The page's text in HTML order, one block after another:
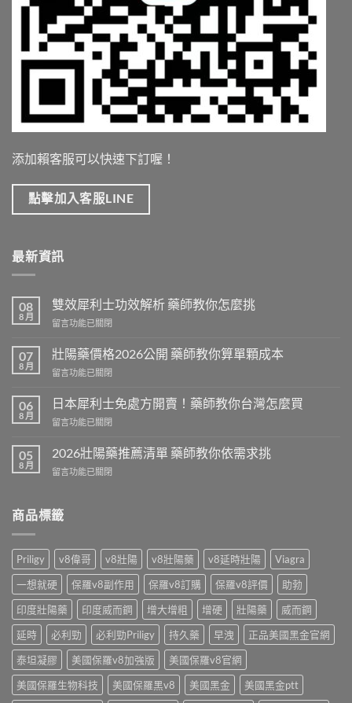
添加賴客服可以快速下訂喔！
點擊加入客服LINE
最新資訊
08
8 月
雙效犀利士功效解析 藥師教你怎麼挑
在
效
犀
利
功
效
解
藥
師
怎
麼
中
留言功能已關閉
07
8 月
壯陽藥價格2026公開 藥師教你算單顆成本
在
陽
藥
價
2026
公
開
教
單
顆
成
本〉
中
留言功能已關閉
06
8 月
日本犀利士免處方開賣！藥師教你台灣怎麼買
在
本
利
處
賣！
藥
師
教
你
台
灣
怎
麼
買〉
中
留言功能已關閉
05
8 月
2026壯陽藥推薦清單 藥師教你依需求挑
在
陽
藥
薦
單
藥
師
教
你
依
需
求
挑〉
中
留言功能已關閉
商品標籤
Priligy v8偉哥 v8壯陽 v8壯陽藥 v8延時壯陽
Viagra
一想就硬
保羅v8副作用 保羅v8訂購 保羅v8評價
助勃
印度壯陽藥
印度威而鋼 增大增粗 增硬 壯陽藥
威而鋼
延時
必利勁 必利勁Priligy 持久藥 早洩
正品美國黑金官網
泰坦凝膠
美國保羅v8加強版
美國保羅v8官網
美國保羅生物科技
美國保羅黑v8 美國黑金 美國黑金ptt